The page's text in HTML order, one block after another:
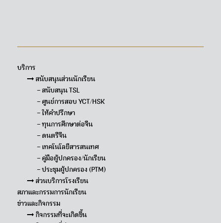
บริการ
สนับสนุนส่วนนักเรียน
– สนับสนุน TSL
– ศูนย์การสอบ YCT/HSK
– ให้คำปรึกษา
– ทุนการศึกษาต่อจีน
– ดนตรีจีน
– เทคโนโลยีสารสนเทศ
– คู่มือผู้ปกครอง/นักเรียน
– ประชุมผู้ปกครอง (PTM)
ส่วนบริการโรงเรียน
สภาและกรรมการนักเรียน
ข่าวและกิจกรรม
กิจกรรมที่จะเกิดขึ้น